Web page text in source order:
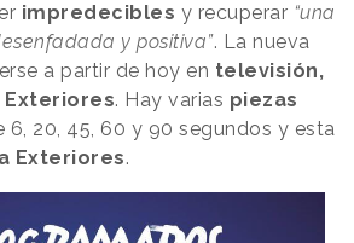
impredecibles y recuperar “una
y positiva”. La nueva
a partir de hoy en televisión,
. Hay varias piezas
6, 20, 45, 60 y 90 segundos y esta
Exteriores.